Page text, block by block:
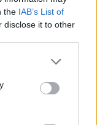
the IAB’s List of
disclose it to other
da nossa ULS